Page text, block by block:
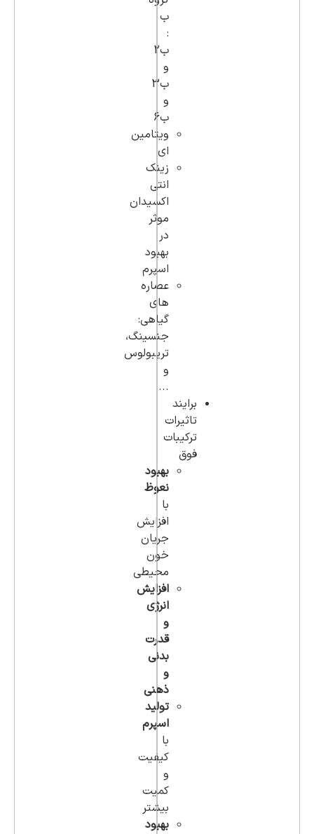
ب
:
ب2
و
ب3
و
ب6
ویتامین
ای
زینک
انتی
اکسیدان
موثر
در
بهبود
اسپرم
عصاره
های
گیاهی:
جنسینگ،
تریبولوس
و
...
برایند
تاثیرات
ترکیبات
فوق
بهبود
نعوظ
با
افزایش
جریان
خون
محیطی
افزایش
انرژی
و
قدرت
بدنی
و
ذهنی
تولید
اسپرم
با
کیفیت
و
کمیت
بیشتر
بهبود